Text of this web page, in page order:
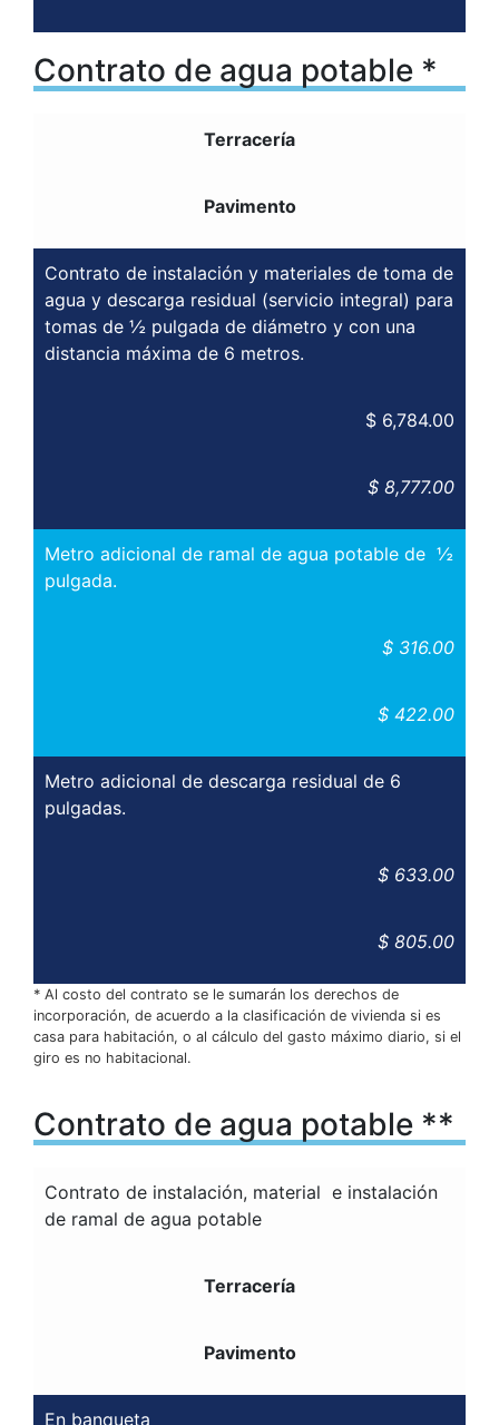
Contrato de agua potable *
Terracería
Pavimento
Contrato de instalación y materiales de toma de
agua y descarga residual (servicio integral) para
tomas de ½ pulgada de diámetro y con una
distancia máxima de 6 metros.
$ 6,784.00
$ 8,777.00
Metro adicional de ramal de agua potable de ½
pulgada.
$ 316.00
$ 422.00
Metro adicional de descarga residual de 6
pulgadas.
$ 633.00
$ 805.00
* Al costo del contrato se le sumarán los derechos de
incorporación, de acuerdo a la clasificación de vivienda si es
casa para habitación, o al cálculo del gasto máximo diario, si el
giro es no habitacional.
Contrato de agua potable **
Contrato de instalación, material e instalación
de ramal de agua potable
Terracería
Pavimento
En banqueta